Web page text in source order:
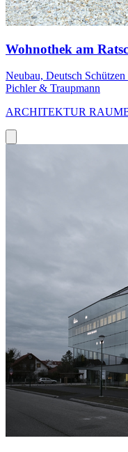
Wohnothek am
Neubau, Deutsch
Pichler & Traupmann
ARCHITEKTUR